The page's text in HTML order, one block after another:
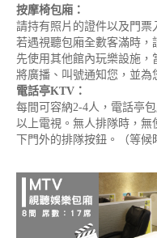
按摩椅包廂：
請持有照片的證件以及門票
若遇視聽包廂全數客滿時，
先使用其他館內玩樂設施，
將廣播、叫號通知您，並為
電話亭KTV：
每間可容納2-4人，電話亭
以上電視。無人排隊時，
下門外的排隊按鈕。（等候